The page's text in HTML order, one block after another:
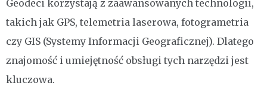
Geodeci korzystają z zaawansowanych technologii,
takich jak GPS, telemetria laserowa, fotogrametria
czy GIS (Systemy Informacji Geograficznej). Dlatego
znajomość i umiejętność obsługi tych narzędzi jest
kluczowa.